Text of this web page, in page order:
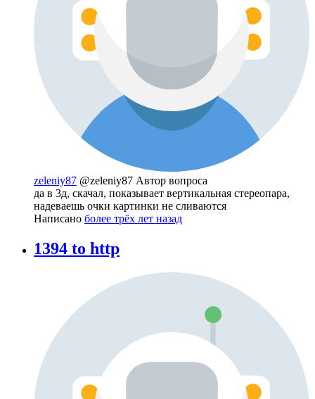
zeleniy87 @zeleniy87 Автор вопроса
да в 3д, скачал, показывает вертикальная стереопара,
надеваешь очки картинки не сливаются
Написано более трёх лет назад
1394 to http